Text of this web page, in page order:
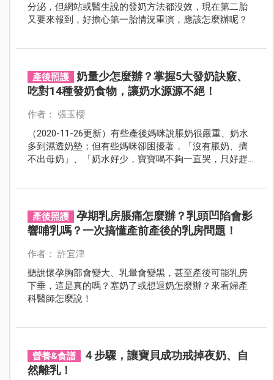
分泌，但網站或醫生說的發奶方法都沒效，現在第二胎
又要來報到，好擔心第一胎情況重演，應該怎麼辦呢？
產後照護
奶量少怎麼辦？掌握5大發奶訣竅、
吃對14種發奶食物，讓奶水源源不絕！
作者： 張玉櫻
（2020-11-26更新）有些產後媽咪說脹奶很嚴重、奶水
多到濕透奶墊；但有些媽咪卻困擾著，「沒有脹奶、擠
不出母奶」、「奶水好少，寶寶喝不夠一直哭，只好趕
與發奶食物。
產後照護
孕期乳房脹痛怎麼辦？乳頭凹陷會影
響哺乳嗎？一次搞懂產前產後的乳房問題！
作者： 許宜津
聽說懷孕胸部會變大、乳暈會變黑，甚至產後可能乳房
下垂，這是真的嗎？塞奶了或想退奶怎麼辦？來看婦產
科醫師怎麼說！
營養&食譜
４步驟，讓寶貝成功戒掉夜奶、自
然離乳！